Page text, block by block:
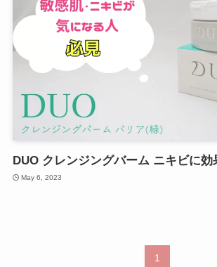
DUO クレンジングバーム ニキビに
May 6, 2023
1